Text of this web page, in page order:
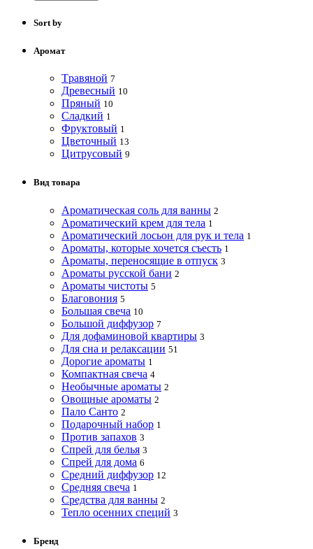
Sort by
Аромат
Tравяной 7
Древесный 10
Пряный 10
Сладкий 1
Фруктовый 1
Цветочный 13
Цитрусовый 9
Вид товара
Ароматическая соль для ванны 2
Ароматический крем для тела 1
Ароматический лосьон для рук и тела 1
Ароматы, которые хочется съесть 1
Ароматы, переносящие в отпуск 3
Ароматы русской бани 2
Ароматы чистоты 5
Благовония 5
Большая свеча 10
Большой диффузор 7
Для дофаминовой квартиры 3
Для сна и релаксации 51
Дорогие ароматы 1
Компактная свеча 4
Необычные ароматы 2
Овощные ароматы 2
Пало Санто 2
Подарочный набор 1
Против запахов 3
Спрей для белья 3
Спрей для дома 6
Средний диффузор 12
Средняя свеча 1
Средства для ванны 2
Тепло осенних специй 3
Бренд